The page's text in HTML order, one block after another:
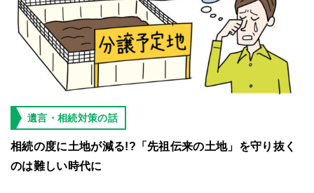
遺言・相続対策の話
相続の度に土地が減る!?「先祖伝来の土地」を守り抜く
のは難しい時代に